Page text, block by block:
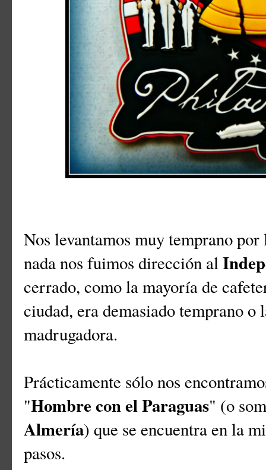
Nos levantamos muy temprano
nada nos fuimos dirección al
cerrado, como la mayoría de
ciudad, era demasiado temprano o
madrugadora.
Prácticamente sólo nos
"Hombre con el Paraguas" (o
Almería) que se encuentra en la
pasos.